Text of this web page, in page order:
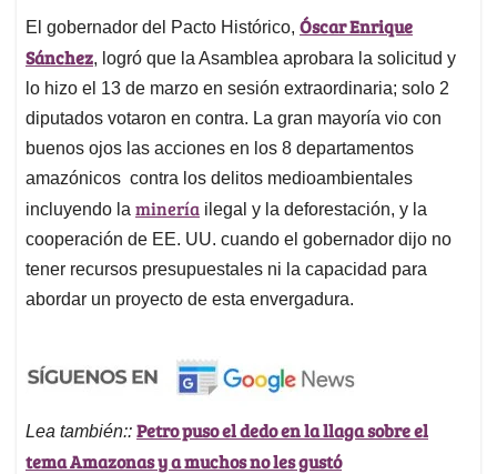
El gobernador del Pacto Histórico, Óscar Enrique
Sánchez, logró que la Asamblea aprobara la solicitud y
lo hizo el 13 de marzo en sesión extraordinaria; solo 2
diputados votaron en contra. La gran mayoría vio con
buenos ojos las acciones en los 8 departamentos
amazónicos contra los delitos medioambientales
incluyendo la minería ilegal y la deforestación, y la
cooperación de EE. UU. cuando el gobernador dijo no
tener recursos presupuestales ni la capacidad para
abordar un proyecto de esta envergadura.
Lea también:: Petro puso el dedo en la llaga sobre el
tema Amazonas y a muchos no les gustó